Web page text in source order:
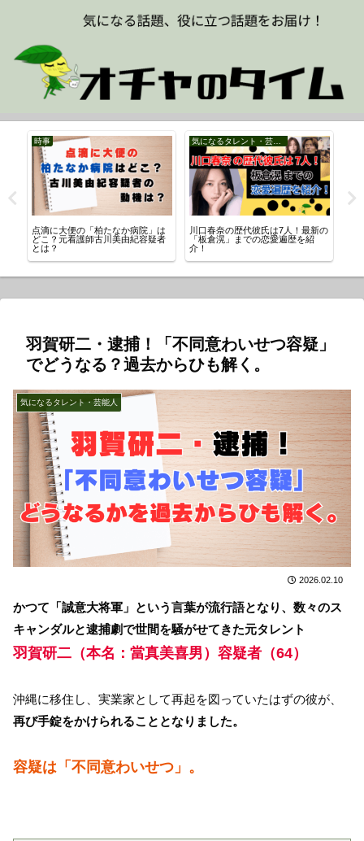
時事
点滴に大便の「柏たなか病院」は
どこ？元看護師古川美由紀容疑者
とは？
気になるタレント・芸能人
川口春奈の歴代彼氏は7人！最新の
「板倉滉」までの恋愛遍歴を紹
介！
羽賀研二・逮捕！「不同意わいせつ容疑」
でどうなる？過去からひも解く。
気になるタレント・芸能人
2026.02.10
かつて「誠意大将軍」という言葉が流行語となり、数々のス
キャンダルと逮捕劇で世間を騒がせてきた元タレント
羽賀研二（本名：當真美喜男）容疑者（64）
沖縄に移住し、実業家として再起を図っていたはずの彼が、
再び手錠をかけられることとなりました。
容疑は「不同意わいせつ」。